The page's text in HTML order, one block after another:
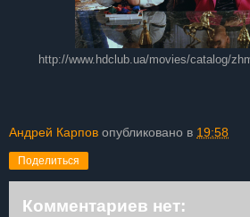
http://www.hdclub.ua/movies/catalog/
Андрей Карпов опубликовано в 19:58
Поделиться
Комментариев нет: